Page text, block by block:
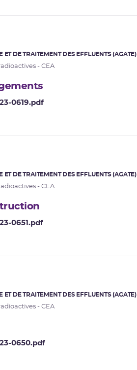
ET DE TRAITEMENT DES EFFLUENTS (AGATE)
- CEA
0619.pdf
ET DE TRAITEMENT DES EFFLUENTS (AGATE)
- CEA
0651.pdf
ET DE TRAITEMENT DES EFFLUENTS (AGATE)
- CEA
0650.pdf